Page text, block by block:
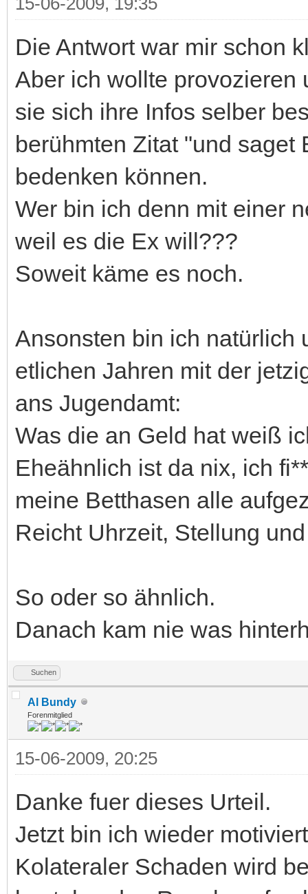
Die Antwort war mir schon
Aber ich wollte provozieren
sie sich ihre Infos selber
berühmten Zitat "und saget
bedenken können.
Wer bin ich denn mit einer
weil es die Ex will???
Soweit käme es noch.
Ansonsten bin ich natürlich
etlichen Jahren mit der
ans Jugendamt:
Was die an Geld hat weiß
Eheähnlich ist da nix, ich
meine Betthasen alle
Reicht Uhrzeit, Stellung
So oder so ähnlich.
Danach kam nie was
Suchen
Al Bundy
Forenmitglied
15-06-2009, 20:25
Danke fuer dieses Urteil.
Jetzt bin ich wieder
Kolateraler Schaden wird